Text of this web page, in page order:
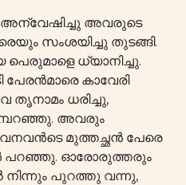
അവരുടെ
സംശയിച്ചു തുടങ്ങി.
പെരുമാളെ ധ്യാനിച്ചു.
പേരൻമാരെ കാവേരി
തൃനാമം ധരിച്ചു,
അവരും
മുത്തച്ഛൻ പേരെ
പറഞ്ഞു. ഓരോരുത്തരും
നിന്നും പുറത്തു വന്നു,